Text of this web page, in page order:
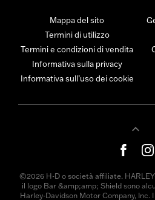
Mappa del sito
Termini di utilizzo
Termini e condizioni di vendita
Informativa sulla privacy
Informativa sull’uso dei cookie
©2026 H-D o società affiliate.
il logo Bar &amp;amp; Shield sono
Harley-Davidson Motor Company, Inc.